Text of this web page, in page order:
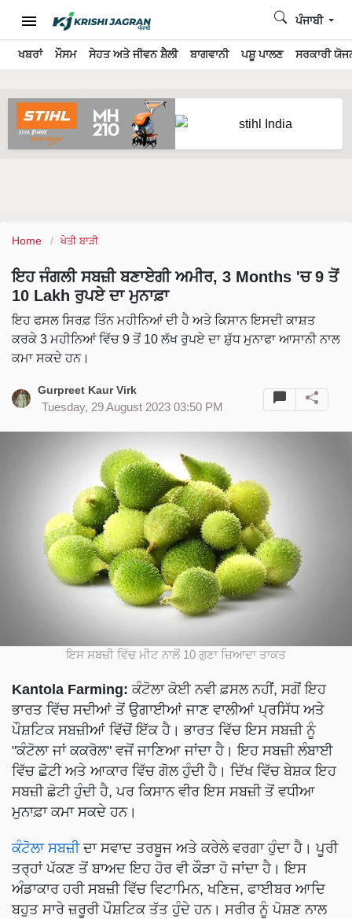
ਖਬਰਾਂ ਮੌਸਮ ਸੇਹਤ ਅਤੇ ਜੀਵਨ ਸ਼ੈਲੀ ਬਾਗਵਾਨੀ ਪਸ਼ੂ ਪਾਲਣ ਸਰਕਾਰੀ
ਪੰਜਾਬੀ
Home ਖੇਤੀ ਬਾੜੀ
ਇਹ ਜੰਗਲੀ ਸਬਜ਼ੀ ਬਣਾਏਗੀ ਅਮੀਰ, 3 Months 'ਚ 9 ਤੋਂ
10 Lakh ਰੁਪਏ ਦਾ ਮੁਨਾਫ਼ਾ
ਇਹ ਫਸਲ ਸਿਰਫ਼ ਤਿੰਨ ਮਹੀਨਿਆਂ ਦੀ ਹੈ ਅਤੇ ਕਿਸਾਨ ਇਸਦੀ ਕਾਸ਼ਤ
ਕਰਕੇ 3 ਮਹੀਨਿਆਂ ਵਿੱਚ 9 ਤੋਂ 10 ਲੱਖ ਰੁਪਏ ਦਾ ਸ਼ੁੱਧ ਮੁਨਾਫਾ ਆਸਾਨੀ ਨਾਲ
ਕਮਾ ਸਕਦੇ ਹਨ।
Gurpreet Kaur Virk
Tuesday, 29 August 2023 03:50 PM
ਇਸ ਸਬਜ਼ੀ ਵਿੱਚ ਮੀਟ ਨਾਲੋਂ 10 ਗੁਣਾ ਜ਼ਿਆਦਾ ਤਾਕਤ
Kantola Farming: ਕੰਟੋਲਾ ਕੋਈ ਨਵੀ ਫ਼ਸਲ ਨਹੀਂ, ਸਗੋਂ ਇਹ
ਭਾਰਤ ਵਿੱਚ ਸਦੀਆਂ ਤੋਂ ਉਗਾਈਆਂ ਜਾਣ ਵਾਲੀਆਂ ਪ੍ਰਸਿੱਧ ਅਤੇ
ਪੌਸ਼ਟਿਕ ਸਬਜ਼ੀਆਂ ਵਿੱਚੋਂ ਇੱਕ ਹੈ। ਭਾਰਤ ਵਿੱਚ ਇਸ ਸਬਜ਼ੀ ਨੂੰ
"ਕੰਟੋਲਾ ਜਾਂ ਕਕਰੋਲ" ਵਜੋਂ ਜਾਣਿਆ ਜਾਂਦਾ ਹੈ। ਇਹ ਸਬਜ਼ੀ ਲੰਬਾਈ
ਵਿੱਚ ਛੋਟੀ ਅਤੇ ਆਕਾਰ ਵਿੱਚ ਗੋਲ ਹੁੰਦੀ ਹੈ। ਦਿੱਖ ਵਿੱਚ ਬੇਸ਼ਕ ਇਹ
ਸਬਜ਼ੀ ਛੋਟੀ ਹੁੰਦੀ ਹੈ, ਪਰ ਕਿਸਾਨ ਵੀਰ ਇਸ ਸਬਜ਼ੀ ਤੋਂ ਵਧੀਆ
ਮੁਨਾਫ਼ਾ ਕਮਾ ਸਕਦੇ ਹਨ।
ਕੰਟੋਲਾ ਸਬਜ਼ੀਦਾ ਸਵਾਦ ਤਰਬੂਜ ਅਤੇ ਕਰੇਲੇ ਵਰਗਾ ਹੁੰਦਾ ਹੈ। ਪੂਰੀ
ਤਰ੍ਹਾਂ ਪੱਕਣ ਤੋਂ ਬਾਅਦ ਇਹ ਹੋਰ ਵੀ ਕੌੜਾ ਹੋ ਜਾਂਦਾ ਹੈ। ਇਸ
ਅੰਡਾਕਾਰ ਹਰੀ ਸਬਜ਼ੀ ਵਿੱਚ ਵਿਟਾਮਿਨ, ਖਣਿਜ, ਫਾਈਬਰ ਆਦਿ
ਬਹੁਤ ਸਾਰੇ ਜ਼ਰੂਰੀ ਪੌਸ਼ਟਿਕ ਤੱਤ ਹੁੰਦੇ ਹਨ। ਸਰੀਰ ਨੂੰ ਪੋਸ਼ਣ ਨਾਲ